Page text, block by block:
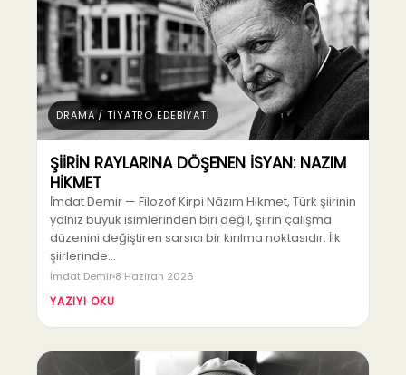
DRAMA / TİYATRO EDEBİYATI
ŞİİRİN RAYLARINA DÖŞENEN İSYAN: NAZIM
HİKMET
İmdat Demir — Filozof Kirpi Nâzım Hikmet, Türk şiirinin
yalnız büyük isimlerinden biri değil, şiirin çalışma
düzenini değiştiren sarsıcı bir kırılma noktasıdır. İlk
şiirlerinde…
İmdat Demir 8 Haziran 2026
YAZIYI OKU